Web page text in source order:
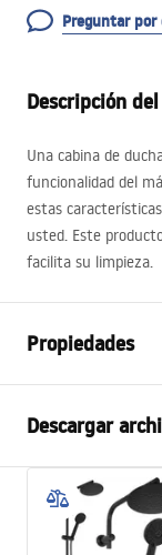
Preguntar
Descripción
Una cabina de
funcionalidad del
estas
usted. Este
facilita su limpieza.
Propiedades
Color
Tipo de cabina
Color del vidrio
Método de
Descargar
shower
shower